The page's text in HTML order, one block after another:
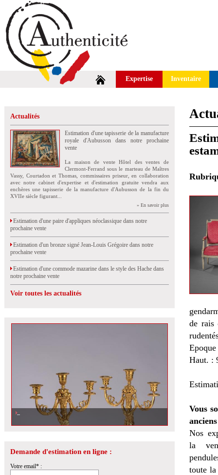
Expertise Inventaire
Actualités
Estimation d'une tapisserie de la manufacture
royale d'Aubusson dans notre prochaine
vente
La maison de vente Hôtel des ventes de
Clermont-Ferrand sous le marteau de Maîtres
Vassy, Courtadon et Thomas, commissaires priseur, en collaboration
avec notre cabinet d'expertise et d'estimation gratuite vendra aux
enchères une tapisserie de la manufacture d'Aubusson de la fin du
XVIIe siècle figurant...
» En savoir plus
Estimation d'une paire d'appliques néoclassique dans notre
prochaine vente
Estimation d'un bronze signé Jean-Louis Grégoire dans notre
prochaine vente
Estimation d'une commode mazarine dans le style des Hache dans
notre prochaine vente
Voir toutes les actualités
Demande d'estimation en ligne :
Votre email* :
de rais
Haut. :
Vous
Nos
la
toute